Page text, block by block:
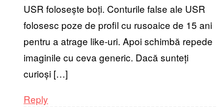
USR folosește boți. Conturile false ale USR
folosesc poze de profil cu rusoaice de 15 ani
pentru a atrage like-uri. Apoi schimbă repede
imaginile cu ceva generic. Dacă sunteți
curioși […]
Reply